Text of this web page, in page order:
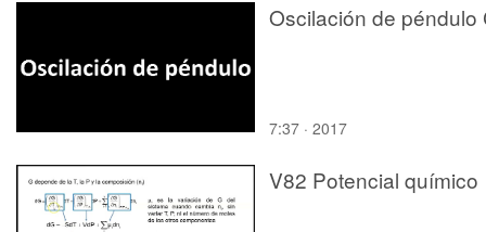
Oscilación de péndulo
7:37 · 2017
V82 Potencial químico